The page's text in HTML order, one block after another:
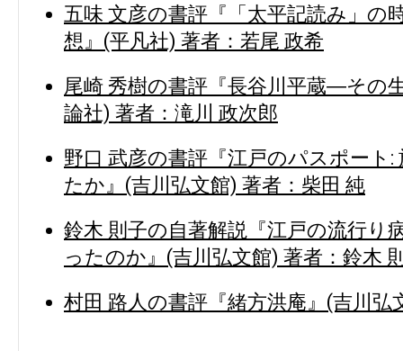
五味 文彦の書評『「太平記読み」の
想』(平凡社) 著者：若尾 政希
尾崎 秀樹の書評『長谷川平蔵―その
論社) 著者：滝川 政次郎
野口 武彦の書評『江戸のパスポート
たか』(吉川弘文館) 著者：柴田 純
鈴木 則子の自著解説『江戸の流行
ったのか』(吉川弘文館) 著者：鈴木
村田 路人の書評『緒方洪庵』(吉川弘